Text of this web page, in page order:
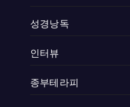
성경낭독
인터뷰
종부테라피